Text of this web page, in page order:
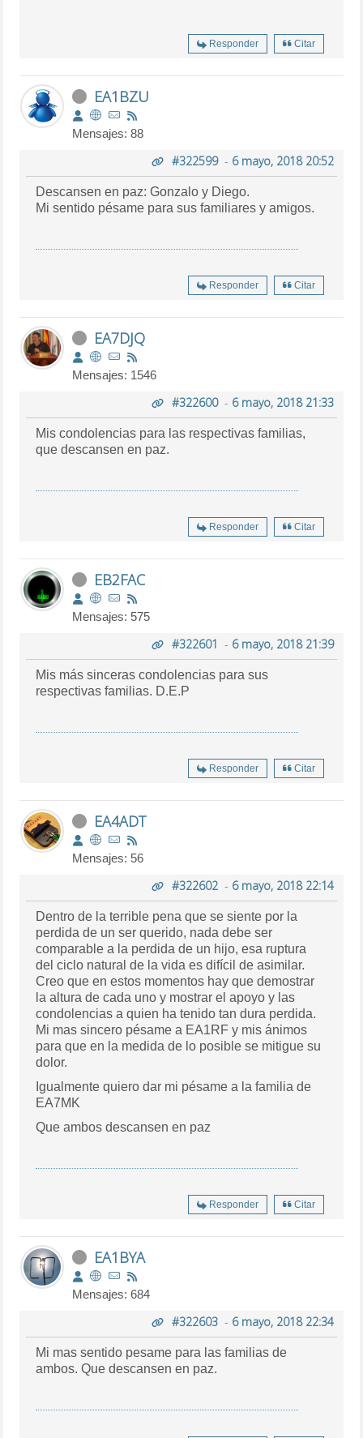
Responder Citar
EA1BZU
Mensajes: 88
#322599- 6 mayo, 2018 20:52
Descansen en paz: Gonzalo y Diego.
Mi sentido pésame para sus familiares y amigos.
Responder Citar
EA7DJQ
Mensajes: 1546
#322600- 6 mayo, 2018 21:33
Mis condolencias para las respectivas familias,
que descansen en paz.
Responder Citar
EB2FAC
Mensajes: 575
#322601 - 6 mayo, 2018 21:39
Mis más sinceras condolencias para sus
respectivas familias. D.E.P
Responder Citar
EA4ADT
Mensajes: 56
#322602- 6 mayo, 2018 22:14
Dentro de la terrible pena que se siente por la
perdida de un ser querido, nada debe ser
comparable a la perdida de un hijo, esa ruptura
del ciclo natural de la vida es difícil de asimilar.
Creo que en estos momentos hay que demostrar
la altura de cada uno y mostrar el apoyo y las
condolencias a quien ha tenido tan dura perdida.
Mi mas sincero pésame a EA1RF y mis ánimos
para que en la medida de lo posible se mitigue su
dolor.
Igualmente quiero dar mi pésame a la familia de
EA7MK
Que ambos descansen en paz
Responder Citar
EA1BYA
Mensajes: 684
#322603- 6 mayo, 2018 22:34
Mi mas sentido pesame para las familias de
ambos. Que descansen en paz.